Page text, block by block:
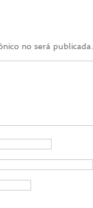
no será publicada.